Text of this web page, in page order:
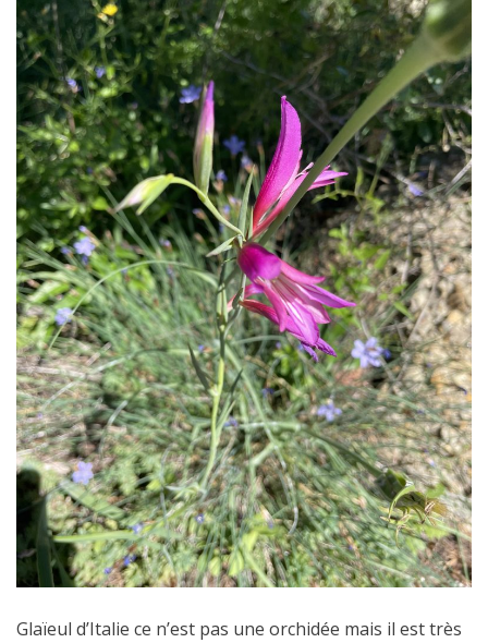
Glaïeul d’Italie ce n’est pas une orchidée mais il est très